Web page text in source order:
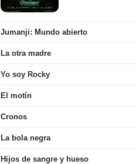
Jumanji: Mundo abierto
La otra madre
Yo soy Rocky
El motín
Cronos
La bola negra
Hijos de sangre y hueso